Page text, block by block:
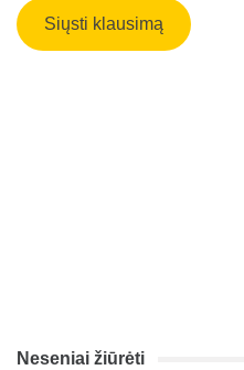
Neseniai žiūrėti